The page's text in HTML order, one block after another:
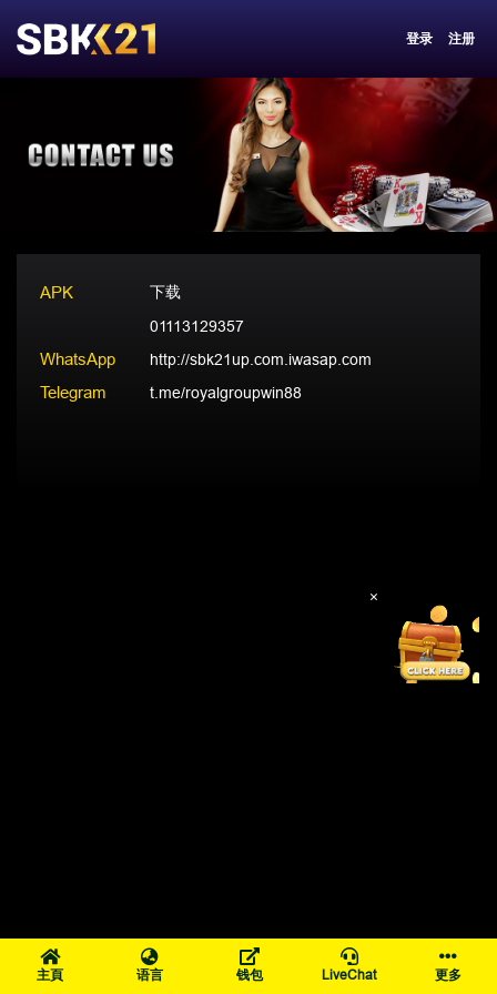
登录 注册
APK
下载
01113129357
WhatsApp http://sbk21up.com.iwasap.com
Telegram t.me/royalgroupwin88
主頁 语言 钱包 LiveChat 更多
×